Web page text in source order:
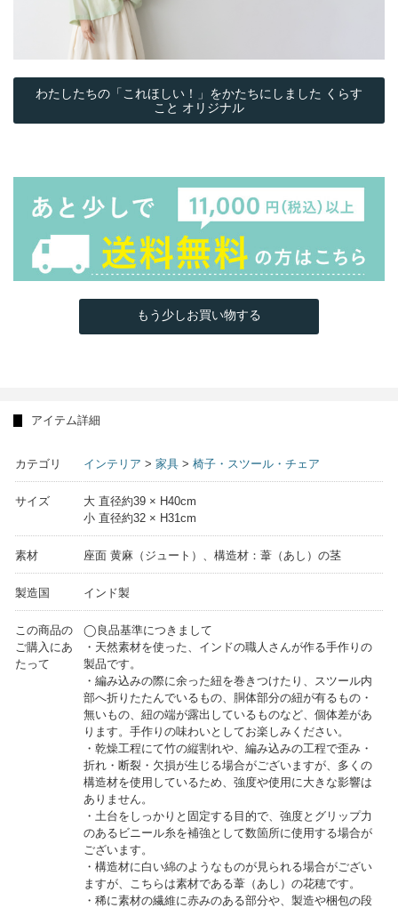
わたしたちの「これほしい！」をかたちにしました くらす
こと オリジナル
もう少しお買い物する
アイテム詳細
カテゴリ インテリア > 家具 > 椅子・スツール・チェア
サイズ
大 直径約39 × H40cm
小 直径約32 × H31cm
素材 座面 黄麻（ジュート）、構造材：葦（あし）の茎
製造国 インド製
この商品の
ご購入にあ
たって
◯良品基準につきまして
・天然素材を使った、インドの職人さんが作る手作りの
製品です。
・編み込みの際に余った紐を巻きつけたり、スツール内
部へ折りたたんでいるもの、胴体部分の紐が有るもの・
無いもの、紐の端が露出しているものなど、個体差があ
ります。手作りの味わいとしてお楽しみください。
・乾燥工程にて竹の縦割れや、編み込みの工程で歪み・
折れ・断裂・欠損が生じる場合がございますが、多くの
構造材を使用しているため、強度や使用に大きな影響は
ありません。
・土台をしっかりと固定する目的で、強度とグリップ力
のあるビニール糸を補強として数箇所に使用する場合が
ございます。
・構造材に白い綿のようなものが見られる場合がござい
ますが、こちらは素材である葦（あし）の花穂です。
・稀に素材の繊維に赤みのある部分や、製造や梱包の段